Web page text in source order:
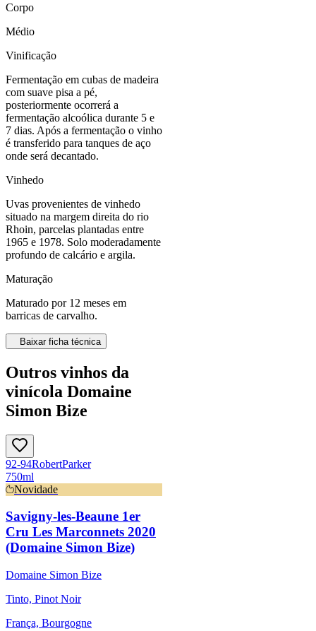
Corpo
Médio
Vinificação
Fermentação em cubas de madeira
com suave pisa a pé,
posteriormente ocorrerá a
fermentação alcoólica durante 5 e
7 dias. Após a fermentação o vinho
é transferido para tanques de aço
onde será decantado.
Vinhedo
Uvas provenientes de vinhedo
situado na margem direita do rio
Rhoin, parcelas plantadas entre
1965 e 1978. Solo moderadamente
profundo de calcário e argila.
Maturação
Maturado por 12 meses em
barricas de carvalho.
Baixar ficha técnica
Outros vinhos da
vinícola Domaine
Simon Bize
92-94RobertParker
750ml
Novidade
Savigny-les-Beaune 1er
Cru Les Marconnets 2020
(Domaine Simon Bize)
Domaine Simon Bize
Tinto, Pinot Noir
França, Bourgogne